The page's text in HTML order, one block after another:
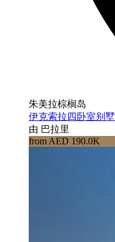
朱美拉棕榈岛
伊克索拉四卧室别墅
由 巴拉里
from AED 190.0K